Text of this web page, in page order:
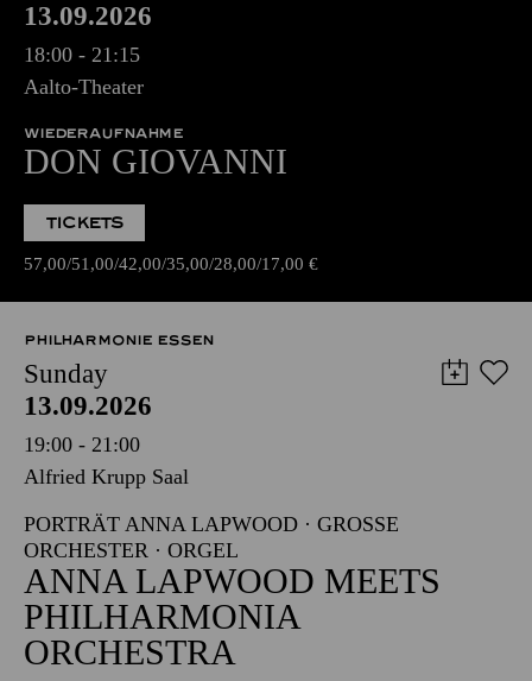
13.09.2026
18:00 - 21:15
Aalto-Theater
WIEDERAUFNAHME
DON GIOVANNI
TICKETS
57,00 51,00 42,00 35,00 28,00 17,00 €
PHILHARMONIE ESSEN
Sunday
13.09.2026
19:00 - 21:00
Alfried Krupp Saal
PORTRÄT ANNA LAPWOOD · GROSSE O
RCHESTER · ORGEL
ANNA LAPWOOD MEETS
PHILHARMONIA
ORCHESTRA